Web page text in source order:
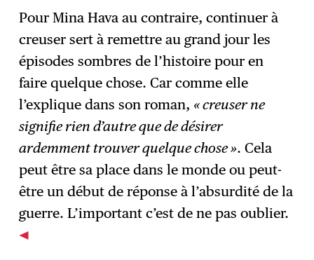
Pour Mina Hava au contraire, continuer à
creuser sert à remettre au grand jour les
épisodes sombres de l’histoire pour en
faire quelque chose. Car comme elle
l’explique dans son roman, « creuser ne
signifie rien d’autre que de désirer
ardemment trouver quelque chose ». Cela
peut être sa place dans le monde ou peut-
être un début de réponse à l’absurdité de la
guerre. L’important c’est de ne pas oublier.